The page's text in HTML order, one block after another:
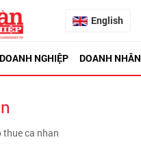
English
DOANH NGHIỆP DOANH NHÂN
ca nhan